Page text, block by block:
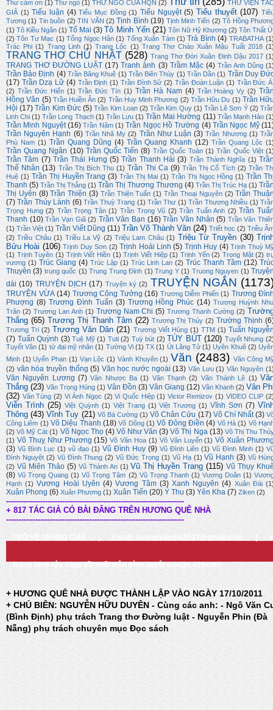
Thư cảm ơn (1) Thư ngỏ (1) THƯ NGỎ CỦA HQN (2)
THƯ VIỆN
GIẢ (1) Tiểu luận (4) Tiểu Mục Đồng (1) Tiểu Nguyệt (5) Tiểu thuyết (107)
Tương (1) Tin buồn (2) TIN VĂN (2) Tịnh Bình (19) Tịnh Minh Tiến (2) Tô Hồng
(1) Tô Kiều Ngân (1) Tố Mai (3) Tô Minh Yến (21) Tôn Nữ Hỷ Khương (2) Tôn Thất
(2) Tôn Tư Mạc (1) Tống Ngọc Hân (1) Tống Xuân Tám (1) Trà Bình (4) TRABATHA
Trác Phi (1) Trang Linh (1) Trang Lộc (1) Trang Thơ Chào Xuân Mậu Tuất 2018
TRANG THƠ CHỦ NHẬT (528) Trang Thơ Đón Xuân Đinh Dậu 2017
TRANG THƠ ĐƯỜNG LUẬT (17) Tranh ảnh (3) Trầm Mặc (4) Trần Anh Dũng
Trần Bảo Định (4) Trần Băng Khuê (1) Trần Biên Thùy (1) Trần Dần (1) Trần Duy
(17) Trần Dzạ Lữ (4) Trần Định (1) Trần Đình Sử (2) Trần Đoàn Luận (1) Trần Đức
(2) Trần Đức Hiển (1) Trần Đức Tín (1) Trần Hà Nam (4) Trần Hoàng Vy (2)
Hồng Vân (5) Trần Huiền Ân (2) Trần Huy Minh Phương (2) Trần Hữu Du (1) Trần
Hội (17) Trần Kim Đức (5) Trần Kim Loan (2) Trần Kim Quy (1) Trần Lê Sơn Ý (2)
Linh Chi (1) Trần Long Thạch (1) Trần Lưu (1) Trần Mai Hường (11) Trần Mạnh Hảo
Trần Minh Nguyệt (16) Trần Năm (1) Trần Ngọc Hồ Trường (4) Trần Ngọc Mỹ
Trần Nguyên Hạnh (6) Trần Nhã My (2) Trần Như Luận (3) Trần Nhương (1)
Phù Nam (1) Trần Quang Dũng (4) Trần Quang Khanh (12) Trần Quang Lộc
Trần Quang Ngân (10) Trần Quốc Tiến (8) Trần Quốc Toàn (1) Trần Quốc Việt
Trần Tâm (7) Trần Thái Hưng (5) Trần Thanh Hải (3) Trần Thành Nghĩa (1)
Thế Nhân (13) Trần Thị Bích Thu (1) Trần Thi Ca (9) Trần Thị Cổ Tích (2) Trần
Huệ (1) Trần Thị Huyền Trang (3) Trần Thị Mai (1) Trần Thị Ngọc Hồng (1) Trần
Thanh (5) Trần Thị Thắng (1) Trần Thị Thương Thương (4) Trần Thị Trúc Hạ (1)
Thị Uyên (8) Trần Thiện (3) Trần Thiện Tuấn (1) Trần Thoại Nguyên (2) Trần
(7) Trần Thúy Lành (6) Trần Thuỳ Trang (1) Trần Thư (1) Trần Thương Nhiều (1)
Trọng Hưng (2) Trần Trọng Tân (1) Trần Trọng Vũ (2) Trần Tuấn Anh (2) Trần
Thanh (10) Trần Vạn Giã (2) Trần Văn Bạn (16) Trần Văn Nhân (5) Trần Văn
(1) Trần Việt (1) Trần Viết Dũng (11) Trần Võ Thành Văn (24) Triết học (2) Triều
(2) Triều Châu (1) Triều La Vỹ (2) Triệu Lam Châu (1) Triệu Từ Truyền (30)
Bửu Hoài (106) Trịnh Duy Sơn (2) Trịnh Hoài Linh (5) Trịnh Huy (4) Trịnh Thuỳ
(1) Trịnh Tuyên (1) Trịnh Viết Hiền (1) Trịnh Viết Hiệp (1) Trịnh Yến (2) Trọng Mật (2)
vương (1) Trúc Giang (4) Trúc Lập (1) Trúc Linh Lan (2) Trúc Thanh Tâm (12)
Thuyên (3) trung quốc (1) Trung Trung Đỉnh (1) Trung Y (1) Truong Nguyen (1)
dài (10) TRUYỆN DỊCH (17) Truyện ký (2) TRUYỆN NGẮN
TRUYỆN VỪA (14) Trương Công Tưởng (16) Trương Diễm Phiến (1) Trương
Phượng (8) Trương Đình Tuấn (3) Trương Hồng Phúc (14) Trương Huỳnh
Trân (2) Trương Lan Anh (1) Trương Nam Chi (5) Trương Thanh Cường (2)
Thắng (65) Trương Thị Thanh Tâm (22) Trương Thị Thúy (2) Trường Thịnh
Trương Tri (2) Trương Văn Dân (21) Trương Viết Hùng (1) TTM (1) Tuấn
(7) Tuấn Quỳnh (3) Tuệ Mỹ (1) Tuti (2) Tuỳ bút (2) TÙY BÚT (120) Tuyết Nhung
Tuyết Vân (1) tứ đại mỹ nhân (1) Tường Vi (1) TX (1) Út Lãng Tử (1) Uyên Khuê (2)
Minh (1) Uyển Phan (1) Vạn Lộc (1) Vành Khuyên (1) Văn (2483) Văn Công
(2) văn hóa truyền thống (5) Văn học nước ngoài (13) Văn Lưu (1) Văn Nguyên
Văn Nguyên Lương (7) Văn Nhược Ba (1) Văn Thạnh (2) Văn Thành Lê (1)
Thắng (23) Văn Trọng Hùng (1) Vân Đồn (3) Vân Giang (12) Vân Khanh (2) Vân
(32) Vân Tùng (2) Vi Ánh Ngọc (2) Vi Quốc Hiệp (1) Victor Remizov (1) VIDEO CLIP
Viễn Trình (25) Việt Quỳnh (1) Việt Trang (1) Việt Trương (1) Vĩnh Sơn (7)
Thông (43) Vĩnh Tuy (21) Võ Bá Cường (1) Võ Chân Cửu (17) Võ Chí Nhất (3)
Công Liêm (1) Võ Diệu Thanh (18) Võ Dõng (1) Võ Đông Điền (4) Võ Hà (1) Võ
(2) Võ Mỹ Cát (1) Võ Ngọc Thọ (4) Võ Như Văn (3) Võ Thị Nga (13) Võ Thị Thu
(1) Võ Thuỵ Như Phương (15) Võ Văn Hoa (1) Võ Văn Luyến (1) Võ Xuân
(3) Vũ Bình Lục (1) vũ đạo (1) Vũ Đình Huy (9) Vũ Đình Liên (1) Vũ Đình Minh (1)
Đình Nguyệt (2) Vũ Đình Thung (2) Vũ Đức Trọng (1) Vũ Hạ (1) Vũ Hạnh (3) Vũ
(2) Vũ Miên Thảo (5) Vũ Thành An (1) Vũ Thị Huyền Trang (115) Vũ Thụy
(8) Vũ Trọng Quang (1) Vũ Trọng Tâm (2) Vũ Trọng Thanh (1) Vương Doãn (1)
Hạnh (1) Vương Hoài Uyên (4) Vương Tâm (3) Xanh Nguyên (4) Xuân Đài
Xuân Phong (6) Xuân Phương (1) Xuân Tiến (20) Ý Thu (3) Yên Kha (7) Ziken (2)
-------------------------------------------------------------------------
+ 817 TÁC GIẢ CÓ BÀI ĐĂNG TRÊN HƯƠNG QUÊ NHÀ
-------------------------------------------------------------------------
TRỞ VỀ TRANG CHỦ Email: huongquenha2023@gmail.com
Trang Web này chạy tốt nhất trên trình duyệt Google Chrome
+ HƯƠNG QUÊ NHÀ ĐƯỢC THÀNH LẬP VÀO NGÀY 17/10/2011
+ CHỦ BIÊN: NGUYỄN HỮU DUYÊN - Cùng các anh: - Ngô Văn
(Bình Định) phụ trách Trang thơ Đường luật - Nguyễn Phin (Đà
Nẵng) phụ trách chuyên mục Đọc sách